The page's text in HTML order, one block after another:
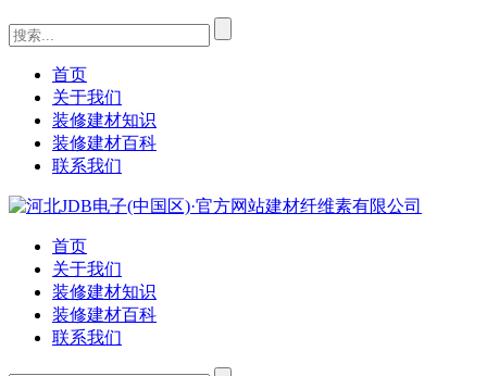
首页
关于我们
装修建材知识
装修建材百科
联系我们
首页
关于我们
装修建材知识
装修建材百科
联系我们